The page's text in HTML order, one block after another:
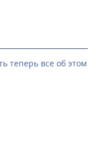
теперь все об этом